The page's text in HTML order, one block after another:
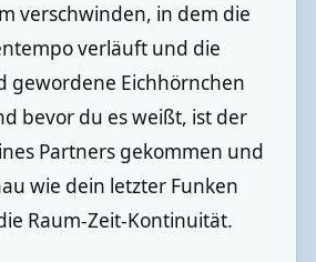
verschwinden, in dem die
verläuft und die
gewordene Eichhörnchen
bevor du es weißt, ist der
Partners gekommen und
wie dein letzter Funken
Raum-Zeit-Kontinuität.